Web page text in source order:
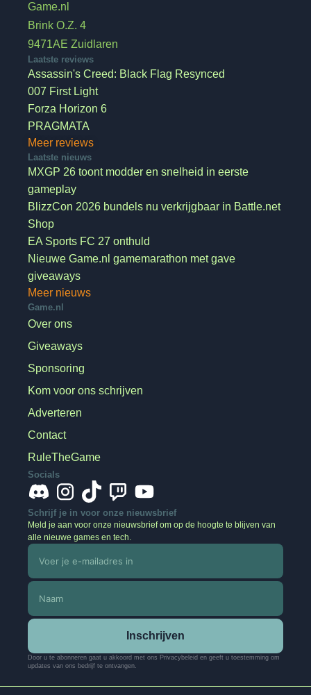
Game.nl
Brink O.Z. 4
9471AE Zuidlaren
Laatste reviews
Assassin's Creed: Black Flag Resynced
007 First Light
Forza Horizon 6
PRAGMATA
Meer reviews
Laatste nieuws
MXGP 26 toont modder en snelheid in eerste
gameplay
BlizzCon 2026 bundels nu verkrijgbaar in Battle.net
Shop
EA Sports FC 27 onthuld
Nieuwe Game.nl gamemarathon met gave
giveaways
Meer nieuws
Game.nl
Over ons
Giveaways
Sponsoring
Kom voor ons schrijven
Adverteren
Contact
RuleTheGame
Socials
Schrijf je in voor onze nieuwsbrief
Meld je aan voor onze nieuwsbrief om op de hoogte te blijven van
alle nieuwe games en tech.
Inschrijven
Door u te abonneren gaat u akkoord met ons Privacybeleid en geeft u toestemming om
updates van ons bedrijf te ontvangen.